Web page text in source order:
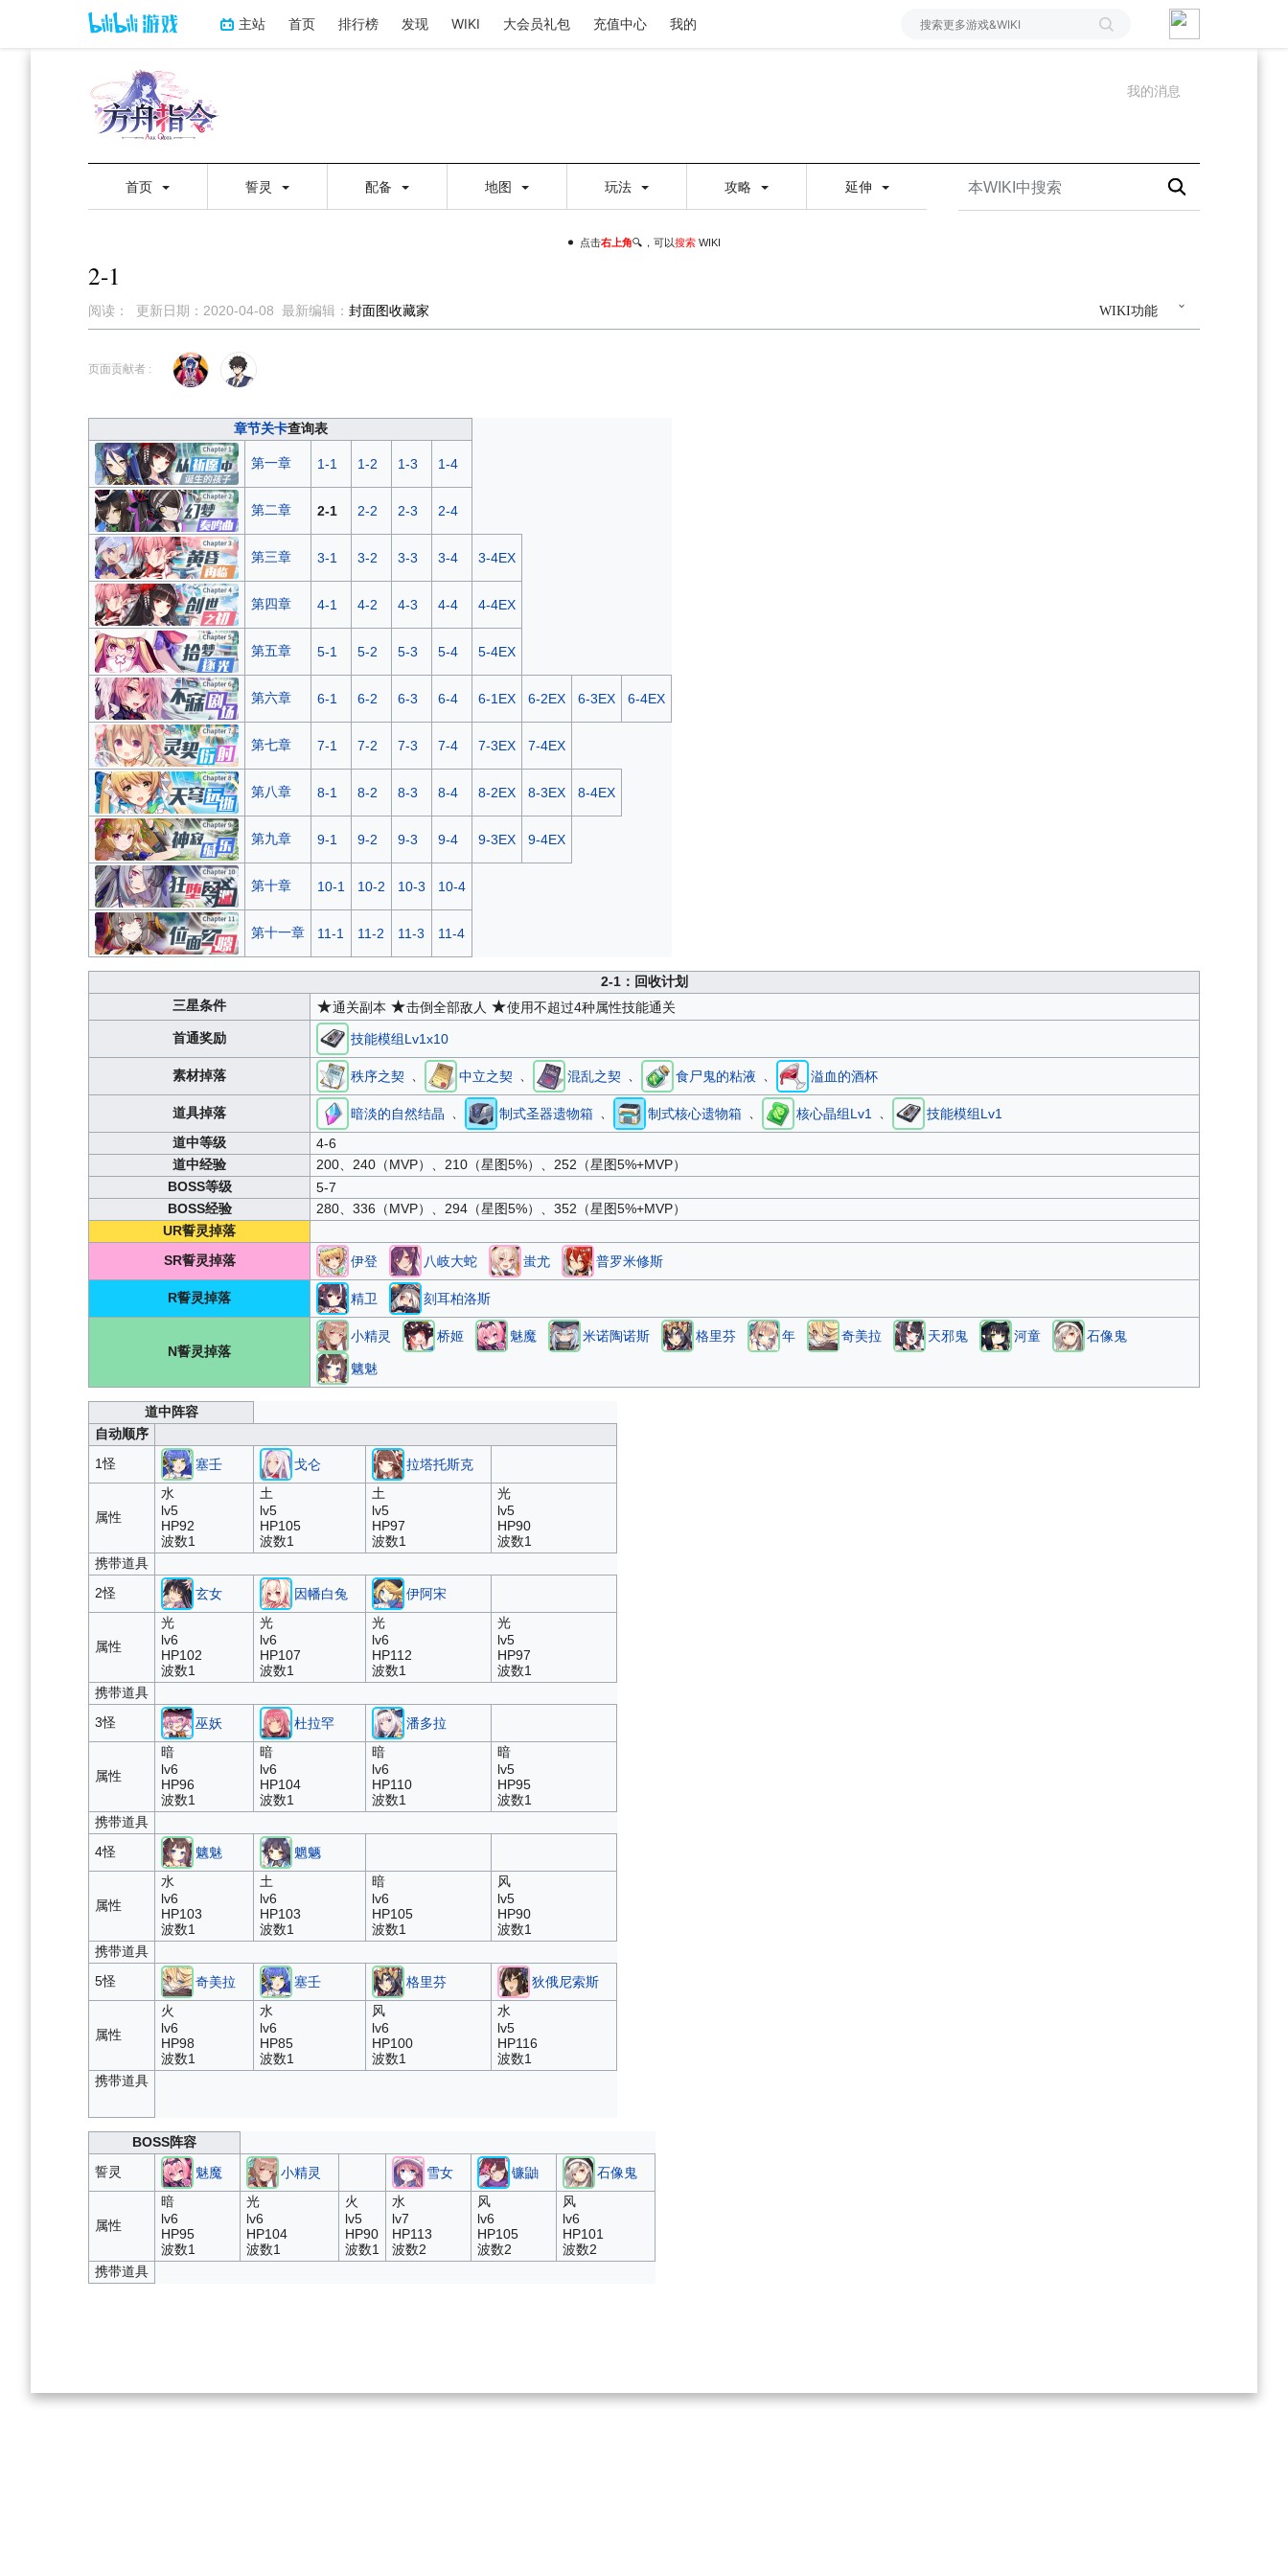
主站 首页 排行榜 发现 WIKI 大会员礼包 充值中心 我的
我的消息
首页 誓灵 配备 地图 玩法 攻略 延伸
点击右上角🔍，可以搜索WIKI
2-1
WIKI功能
阅读： 更新日期： 2020-04-08 最新编辑： 封面图收藏家
到
到
页面贡献者 :
章节关卡查询表
第一章 1-1 1-2 1-3 1-4
第二章 2-1 2-2 2-3 2-4
第三章 3-1 3-2 3-3 3-4 3-4EX
第四章 4-1 4-2 4-3 4-4 4-4EX
第五章 5-1 5-2 5-3 5-4 5-4EX
第六章 6-1 6-2 6-3 6-4 6-1EX 6-2EX 6-3EX 6-4EX
第七章 7-1 7-2 7-3 7-4 7-3EX 7-4EX
第八章 8-1 8-2 8-3 8-4 8-2EX 8-3EX 8-4EX
第九章 9-1 9-2 9-3 9-4 9-3EX 9-4EX
第十章 10-1 10-2 10-3 10-4
第十一章 11-1 11-2 11-3 11-4
2-1：回收计划
三星条件
★通关副本 ★击倒全部敌人 ★使用不超过4种属性技能通关
首通奖励
技能模组Lv1x10
素材掉落 秩序之契 中立之契 混乱之契 食尸鬼的粘液 溢血的酒杯
道具掉落 暗淡的自然结晶 制式圣器遗物箱 制式核心遗物箱 核心晶组Lv1
技能模组Lv1
道中等级
4-6
道中经验
200、240（MVP）、210（星图5%）、252（星图5%+MVP）
BOSS等级
5-7
BOSS经验
280、336（MVP）、294（星图5%）、352（星图5%+MVP）
UR誓灵掉落
SR誓灵掉落
伊登 八岐大蛇 蚩尤 普罗米修斯
R誓灵掉落 精卫 刻耳柏洛斯
N誓灵掉落
小精灵 桥姬 魅魔 米诺陶诺斯 格里芬 年 奇美拉 天邪鬼 河童 石像鬼
魑魅
道中阵容
自动顺序
1怪
塞壬 戈仑 拉塔托斯克
属性
水
lv5
HP92
波数1
土
lv5
HP105
波数1
土
lv5
HP97
波数1
光
lv5
HP90
波数1
携带道具
2怪
玄女 因幡白兔 伊阿宋
属性
光
lv6
HP102
波数1
光
lv6
HP107
波数1
光
lv6
HP112
波数1
光
lv5
HP97
波数1
携带道具
3怪
巫妖 杜拉罕 潘多拉
属性
暗
lv6
HP96
波数1
暗
lv6
HP104
波数1
暗
lv6
HP110
波数1
暗
lv5
HP95
波数1
携带道具
4怪
魑魅 魍魉
属性
水
lv6
HP103
波数1
土
lv6
HP103
波数1
暗
lv6
HP105
波数1
风
lv5
HP90
波数1
携带道具
5怪
奇美拉 塞壬 格里芬 狄俄尼索斯
属性
火
lv6
HP98
波数1
水
lv6
HP85
波数1
风
lv6
HP100
波数1
水
lv5
HP116
波数1
携带道具
BOSS阵容
誓灵
魅魔 小精灵 雪女 镰鼬 石像鬼
属性
暗
lv6
HP95
波数1
光
lv6
HP104
波数1
火
lv5
HP90
波数1
水
lv7
HP113
波数2
风
lv6
HP105
波数2
风
lv6
HP101
波数2
携带道具